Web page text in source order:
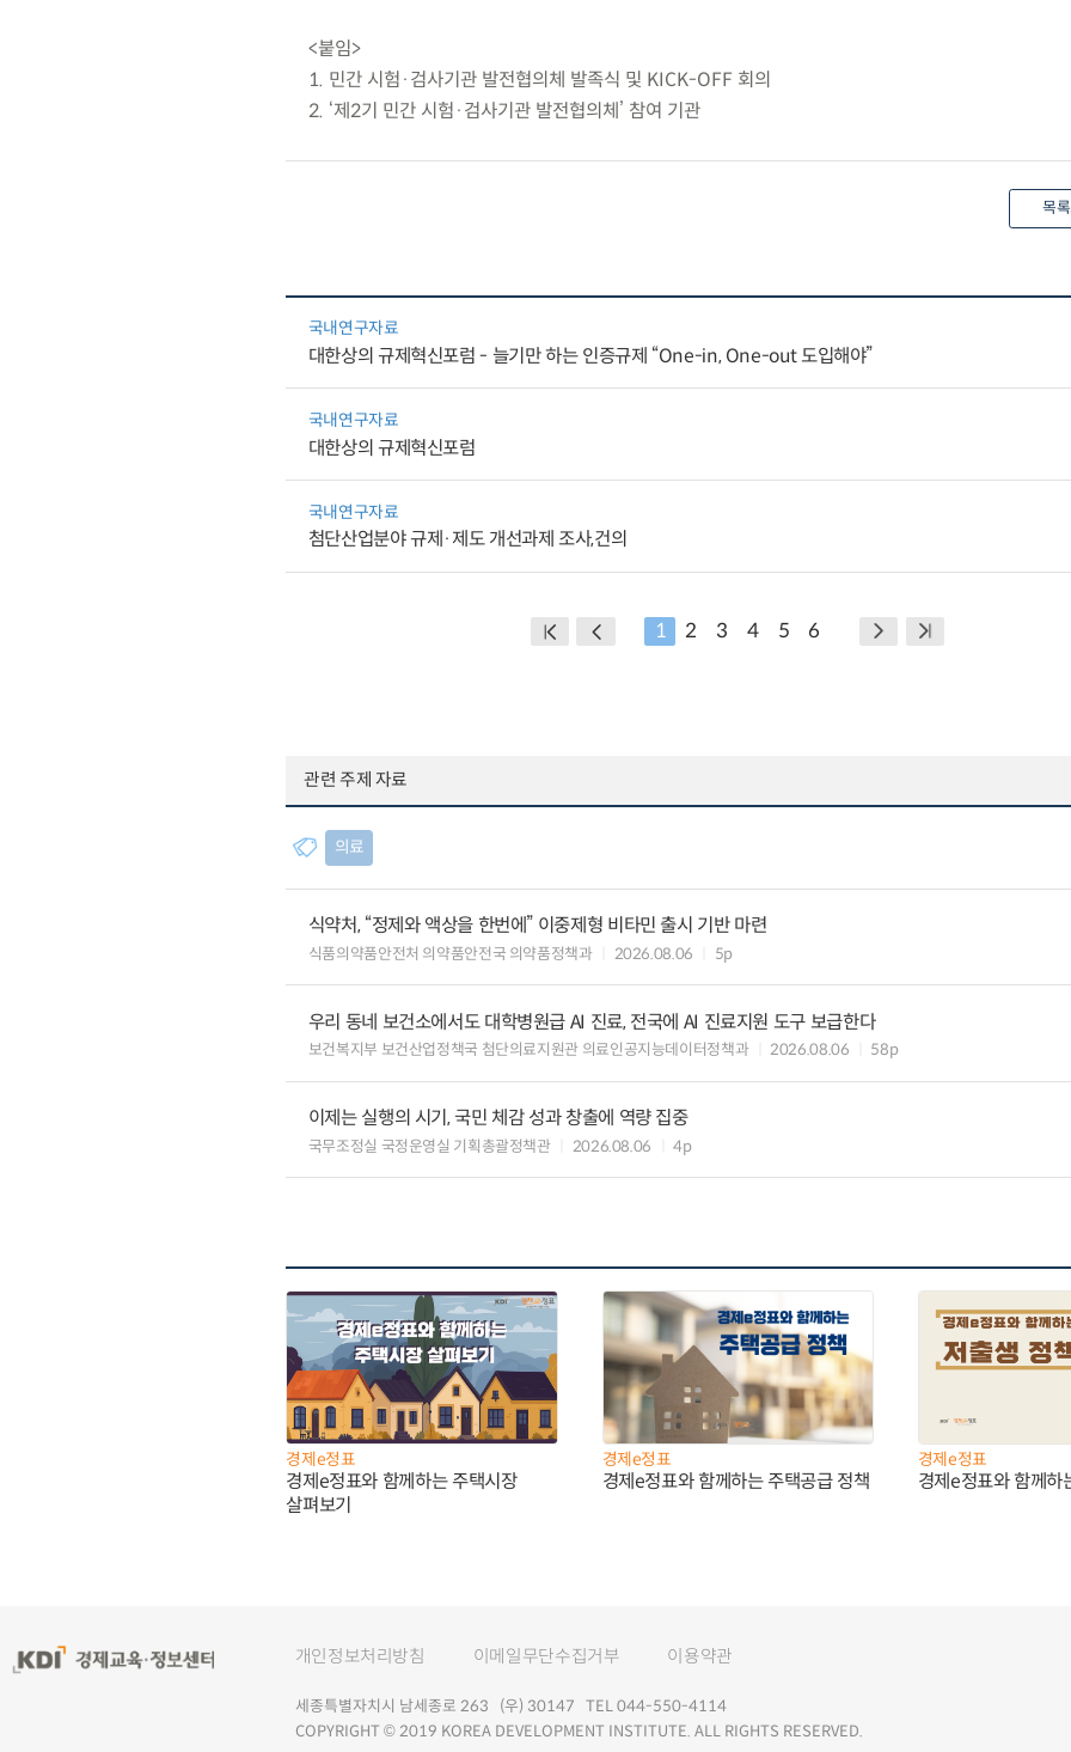
<붙임>
1. 민간 시험·검사기관 발전협의체 발족식 및 KICK-OFF 회의
2. ‘제2기 민간 시험·검사기관 발전협의체’ 참여 기관
목
국내연구자료
대한상의 규제혁신포럼 - 늘기만 하는 인증규제 “One-in, One-out 도입해야”
국내연구자료
대한상의 규제혁신포럼
국내연구자료
첨단산업분야 규제·제도 개선과제 조사,건의
1 2 3 4 5 6
관련 주제 자료
의료
식약처, “정제와 액상을 한번에” 이중제형 비타민 출시 기반 마련
식품의약품안전처 의약품안전국 의약품정책과 2026.08.06 5p
우리 동네 보건소에서도 대학병원급 AI 진료, 전국에 AI 진료지원 도구 보급한다
보건복지부 보건산업정책국 첨단의료지원관 의료인공지능데이터정책과 2026.08.06 58p
이제는 실행의 시기, 국민 체감 성과 창출에 역량 집중
국무조정실 국정운영실 기획총괄정책관 2026.08.06 4p
경제e정표
경제e정표와 함께하는 주택시장
살펴보기
경제e정표
경제e정표와 함께하는 주택공급 정책
경제e정표
경제e정표와 함께하
개인정보처리방침 이메일무단수집거부 이용약관
세종특별자치시 남세종로 263 (우) 30147 TEL 044-550-4114
COPYRIGHT © 2019 KOREA DEVELOPMENT INSTITUTE. ALL RIGHTS RESERVED.